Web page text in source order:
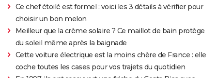
Ce chef étoilé est formel : voici les 3 détails à vérifier pour
choisir un bon melon
Meilleur que la crème solaire ? Ce maillot de bain protège
du soleil même après la baignade
Cette voiture électrique est la moins chère de France : elle
coche toutes les cases pour vos trajets du quotidien